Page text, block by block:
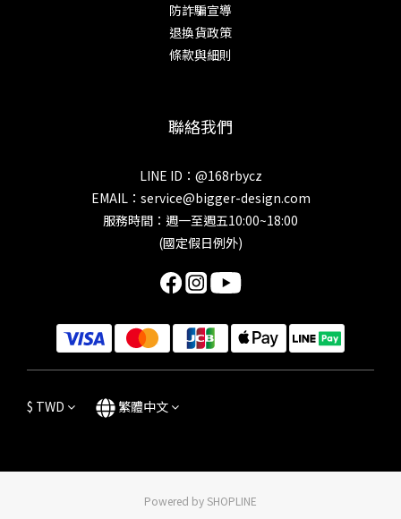
防詐騙宣導
退換貨政策
條款與細則
聯絡我們
LINE ID：@168rbycz
EMAIL： service@bigger-design.com
服務時間：週一至週五10:00~18:00
(國定假日例外)
$ TWD 繁體中文
Powered by SHOPLINE